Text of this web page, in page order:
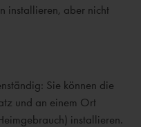
installieren, aber nicht
Sie können die
und an einem Ort
installieren.